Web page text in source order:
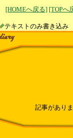
[HOMEへ戻る] [TOPへ
テキストのみ書き
記事があり